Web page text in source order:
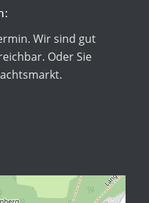
Wir sind gut
Oder Sie